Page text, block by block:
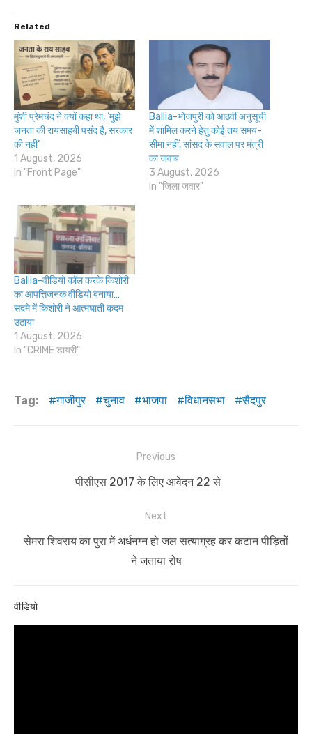
Related
मुंशी प्रेमचंद ने क्यों कहा था, ‘मुझे
जनता की रायसाहबी पसंद है, सरकार
की नहीं’
1 August, 2026
In "Front Page"
Ballia-भोजपुरी को आठवीं अनुसूची
में शामिल करने हेतु कोई तय समय-
सीमा नहीं, सांसद के सवाल पर मंत्री
का जवाब
3 August, 2026
In "जिला जवार"
Ballia-वीडियो कॉल करके किशोरी
का आपत्तिजनक वीडियो बनाया…
सदमे में किशोरी ने आत्मघाती कदम
उठाया
1 August, 2026
In "CRIME डायरी"
Tag: गाजीपुर चुनाव भाजपा विधानसभा सैदपुर
navigation
Previous
Previous
पीसीएस 2017 के लिए आवेदन 22 से
Next
Next
सेमरा शिवराय का पुरा में अर्धनग्न हो जल सत्याग्रह कर कटान पीड़ितों
ने जताया रोष
वीडियो